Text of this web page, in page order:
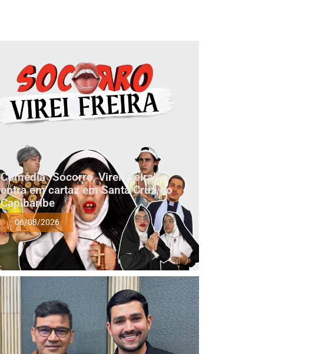
Comédia “Socorro, Virei Freira!”
entra em cartaz em Santa Cruz do
Capibaribe
06/08/2026